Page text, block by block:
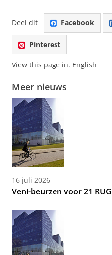
Deel dit Facebook
Pinterest
View this page in: English
Meer nieuws
16 juli 2026
Veni-beurzen voor 21